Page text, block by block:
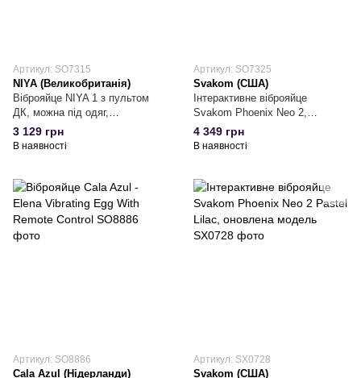
Артикул: SO7315
NIYA (Великобританія)
Віброяйце NIYA 1 з пультом
ДК, можна під одяг,
віброхвостик для зовнішньої
стимуляції, 10 режимів
3 129 грн
В наявності
Артикул: SO7325
Svakom (США)
Інтерактивне віброяйце
Svakom Phoenix Neo 2,
оновлена модель
4 349 грн
В наявності
Артикул: SO8886
Cala Azul (Нідерланди)
Артикул: SX0728
Svakom (США)